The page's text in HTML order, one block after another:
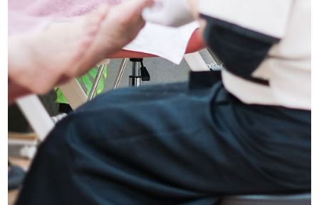
プライバシーポリシー